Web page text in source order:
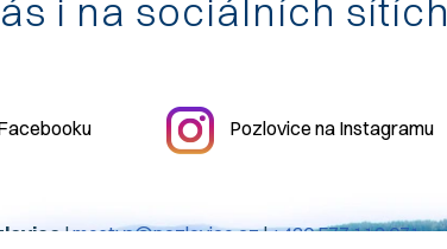
i na sociálních sítích
Pozlovice na Instagramu
|mestys@pozlovice.cz|+420 577 113 071